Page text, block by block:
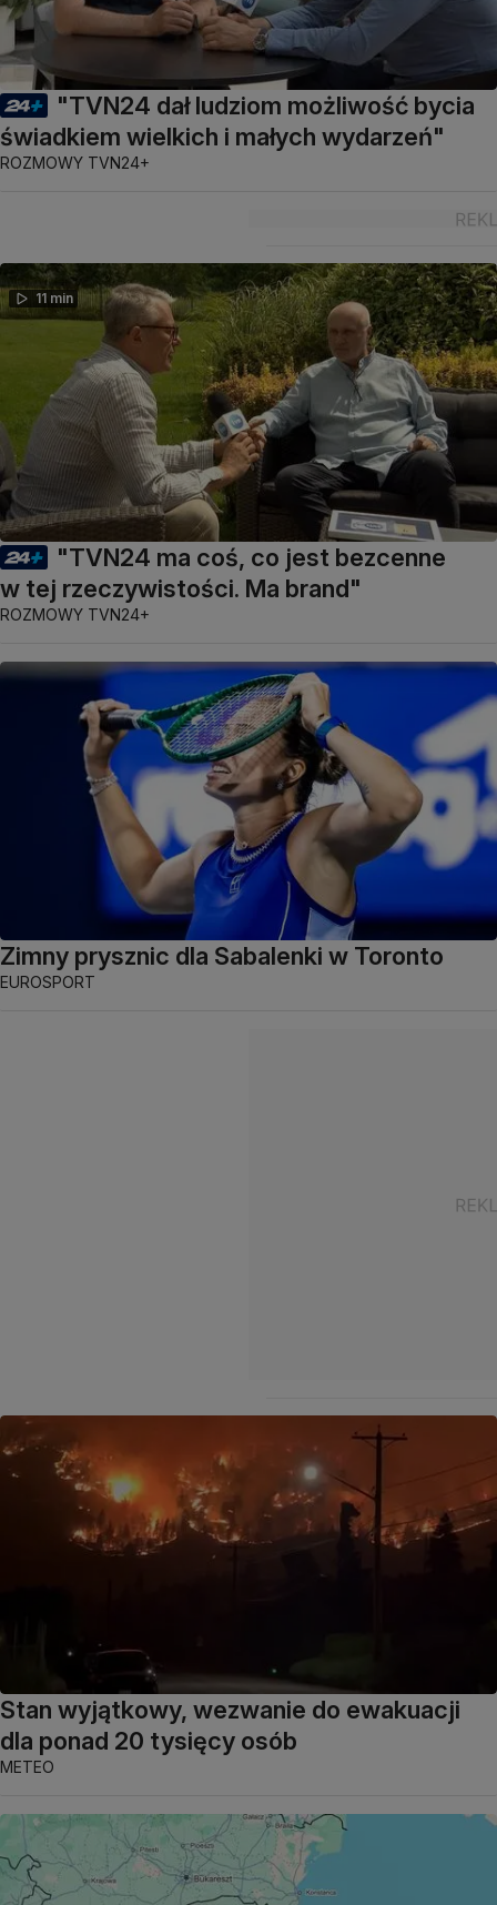
"TVN24 dał ludziom możliwość bycia
świadkiem wielkich i małych wydarzeń"
ROZMOWY TVN24+
11 min
"TVN24 ma coś, co jest bezcenne
w tej rzeczywistości. Ma brand"
ROZMOWY TVN24+
Zimny prysznic dla Sabalenki w Toronto
EUROSPORT
Stan wyjątkowy, wezwanie do ewakuacji
dla ponad 20 tysięcy osób
METEO